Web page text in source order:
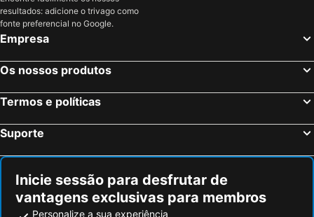
Hotel Cala Ginepro
Hotel Sortale, possibilità di parcheggio e ristorante all'aperto
Relais BeneMari
Hotel Sa Tanca E Bore
resultados: adicione o trivago como
fonte preferencial no Google.
Empresa
Os nossos produtos
Termos e políticas
Suporte
Inicie sessão para desfrutar de
vantagens exclusivas para membros
Personalize a sua experiência